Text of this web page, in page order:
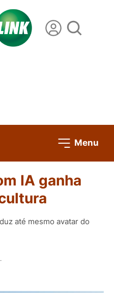
Menu
IA ganha
até mesmo avatar do